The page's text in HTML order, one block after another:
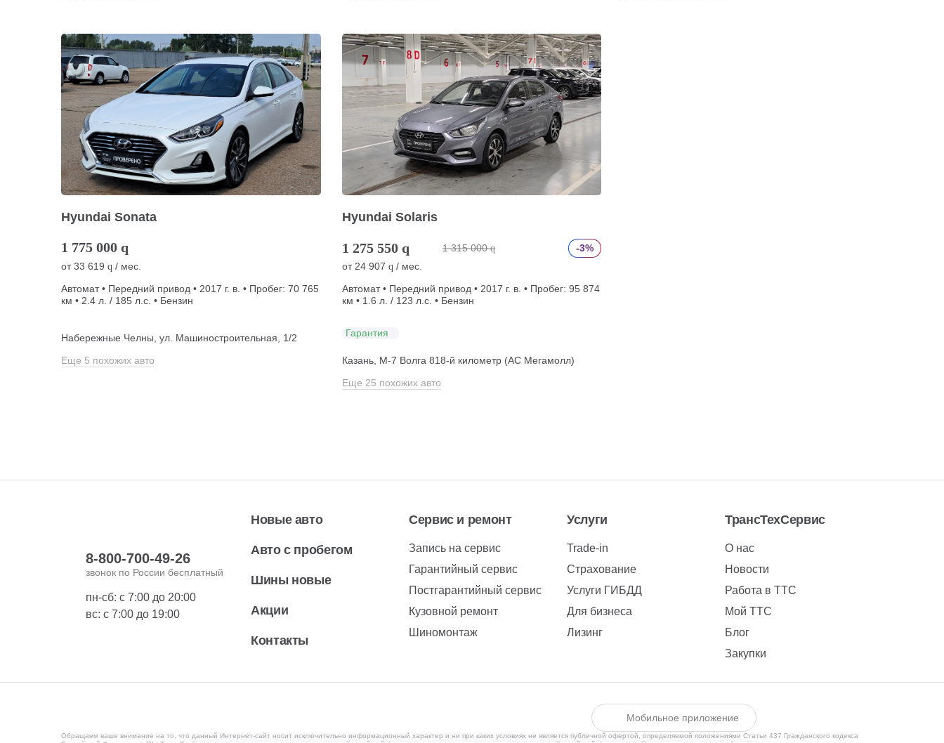
Hyundai Sonata
1 775 000 q
от33 619 q / мес.
Автомат • Передний привод • 2017 г. в. • Пробег: 70 765
км • 2.4 л. / 185 л.с. • Бензин
Набережные Челны, ул. Машиностроительная, 1/2
Еще 5 похожих авто
Hyundai Solaris
1 275 550 q 1 315 000 q
-3%
от 24 907 q / мес.
Автомат • Передний привод • 2017 г. в. • Пробег: 95 874
км • 1.6 л. / 123 л.с. • Бензин
Гарантия
Казань, М-7 Волга 818-й километр (АС Мегамолл)
Еще 25 похожих авто
8-800-700-49-26
звонок по России бесплатный
пн-сб: с 7:00 до 20:00
вс: с 7:00 до 19:00
Новые авто
Авто с пробегом
Шины новые
Акции
Контакты
Сервис и ремонт
Запись на сервис
Гарантийный сервис
Постгарантийный сервис
Кузовной ремонт
Шиномонтаж
Услуги
Trade-in
Страхование
Услуги ГИБДД
Для бизнеса
Лизинг
ТрансТехСервис
О нас
Новости
Работа в ТТС
Мой ТТС
Блог
Закупки
Мобильное приложение
Обращаем ваше внимание на то, что данный Интернет-сайт носит исключительно информационный характер и ни при каких условиях не является публичной офертой, определяемой положениями Статьи 437 Гражданского кодекса